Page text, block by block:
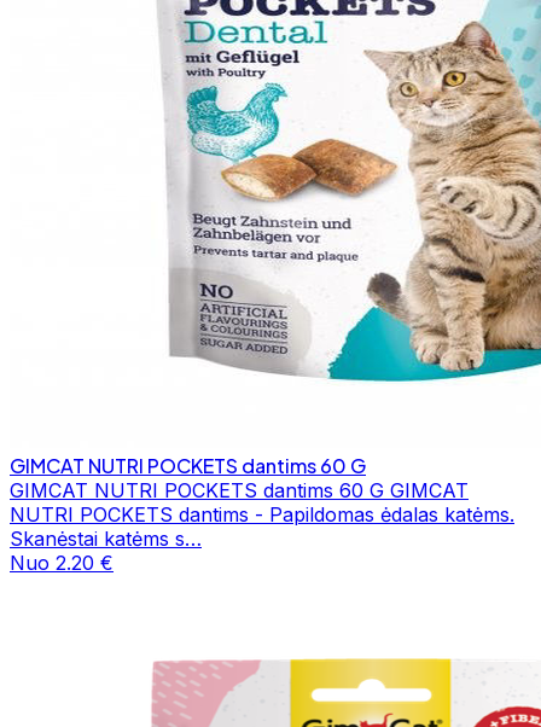
GIMCAT NUTRI POCKETS dantims 60 G
GIMCAT NUTRI POCKETS dantims 60 G GIMCAT
NUTRI POCKETS dantims - Papildomas ėdalas katėms.
Skanėstai katėms s…
Nuo 2.20 €